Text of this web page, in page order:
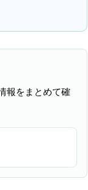
報をまとめて確